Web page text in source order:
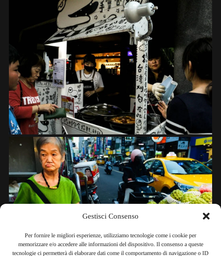
Gestisci Consenso
Per fornire le migliori esperienze, utilizziamo tecnologie come i cookie per
memorizzare e/o accedere alle informazioni del dispositivo. Il consenso a queste
tecnologie ci permetterà di elaborare dati come il comportamento di navigazione o ID